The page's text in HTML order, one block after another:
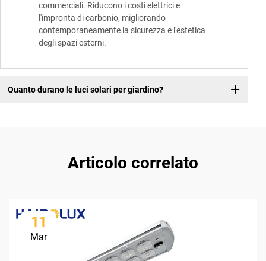
commerciali. Riducono i costi elettrici e
l'impronta di carbonio, migliorando
contemporaneamente la sicurezza e l'estetica
degli spazi esterni.
Quanto durano le luci solari per giardino?
Articolo correlato
11
Mar